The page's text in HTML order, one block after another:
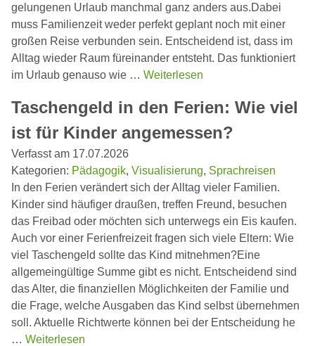
gelungenen Urlaub manchmal ganz anders aus.Dabei
muss Familienzeit weder perfekt geplant noch mit einer
großen Reise verbunden sein. Entscheidend ist, dass im
Alltag wieder Raum füreinander entsteht. Das funktioniert
im Urlaub genauso wie … Weiterlesen
Taschengeld in den Ferien: Wie viel
ist für Kinder angemessen?
Verfasst am 17.07.2026
Kategorien: Pädagogik, Visualisierung, Sprachreisen
In den Ferien verändert sich der Alltag vieler Familien.
Kinder sind häufiger draußen, treffen Freund, besuchen
das Freibad oder möchten sich unterwegs ein Eis kaufen.
Auch vor einer Ferienfreizeit fragen sich viele Eltern: Wie
viel Taschengeld sollte das Kind mitnehmen?Eine
allgemeingültige Summe gibt es nicht. Entscheidend sind
das Alter, die finanziellen Möglichkeiten der Familie und
die Frage, welche Ausgaben das Kind selbst übernehmen
soll. Aktuelle Richtwerte können bei der Entscheidung he
… Weiterlesen